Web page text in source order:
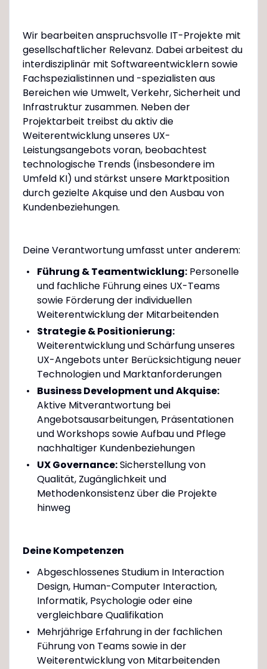
Wir bearbeiten anspruchsvolle IT-Projekte mit
gesellschaftlicher Relevanz. Dabei arbeitest du
interdisziplinär mit Softwareentwicklern sowie
Fachspezialistinnen und -spezialisten aus
Bereichen wie Umwelt, Verkehr, Sicherheit und
Infrastruktur zusammen. Neben der
Projektarbeit treibst du aktiv die
Weiterentwicklung unseres UX-
Leistungsangebots voran, beobachtest
technologische Trends (insbesondere im
Umfeld KI) und stärkst unsere Marktposition
durch gezielte Akquise und den Ausbau von
Kundenbeziehungen.
Deine Verantwortung umfasst unter anderem:
Führung & Teamentwicklung:Personelle
und fachliche Führung eines UX-Teams
sowie Förderung der individuellen
Weiterentwicklung der Mitarbeitenden
Strategie & Positionierung:
Weiterentwicklung und Schärfung unseres
UX-Angebots unter Berücksichtigung neuer
Technologien und Marktanforderungen
Business Development und Akquise:
Aktive Mitverantwortung bei
Angebotsausarbeitungen, Präsentationen
und Workshops sowie Aufbau und Pflege
nachhaltiger Kundenbeziehungen
UX Governance:Sicherstellung von
Qualität, Zugänglichkeit und
Methodenkonsistenz über die Projekte
hinweg
Deine Kompetenzen
Abgeschlossenes Studium in Interaction
Design, Human-Computer Interaction,
Informatik, Psychologie oder eine
vergleichbare Qualifikation
Mehrjährige Erfahrung in der fachlichen
Führung von Teams sowie in der
Weiterentwicklung von Mitarbeitenden